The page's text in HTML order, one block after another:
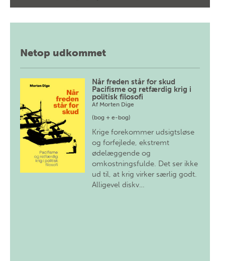
Netop udkommet
Når freden står for skud
Pacifisme og retfærdig krig i
politisk filosofi
Af Morten Dige
(bog + e-bog)
Krige forekommer udsigtsløse
og forfejlede, ekstremt
ødelæggende og
omkostningsfulde. Det ser ikke
ud til, at krig virker særlig godt.
Alligevel diskv…